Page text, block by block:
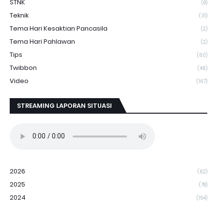
STNK (8)
Teknik (31)
Tema Hari Kesaktian Pancasila (2)
Tema Hari Pahlawan (2)
Tips (60)
Twibbon (46)
Video (167)
STREAMING LAPORAN SITUASI
2026 (62)
2025 (78)
2024 (154)